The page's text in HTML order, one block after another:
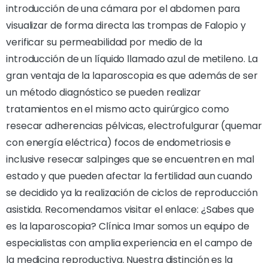
introducción de una cámara por el abdomen para
visualizar de forma directa las trompas de Falopio y
verificar su permeabilidad por medio de la
introducción de un líquido llamado azul de metileno. La
gran ventaja de la laparoscopia es que además de ser
un método diagnóstico se pueden realizar
tratamientos en el mismo acto quirúrgico como
resecar adherencias pélvicas, electrofulgurar (quemar
con energía eléctrica) focos de endometriosis e
inclusive resecar salpinges que se encuentren en mal
estado y que pueden afectar la fertilidad aun cuando
se decidido ya la realización de ciclos de reproducción
asistida. Recomendamos visitar el enlace: ¿Sabes que
es la laparoscopia? Clínica Imar somos un equipo de
especialistas con amplia experiencia en el campo de
la medicina reproductiva. Nuestra distinción es la